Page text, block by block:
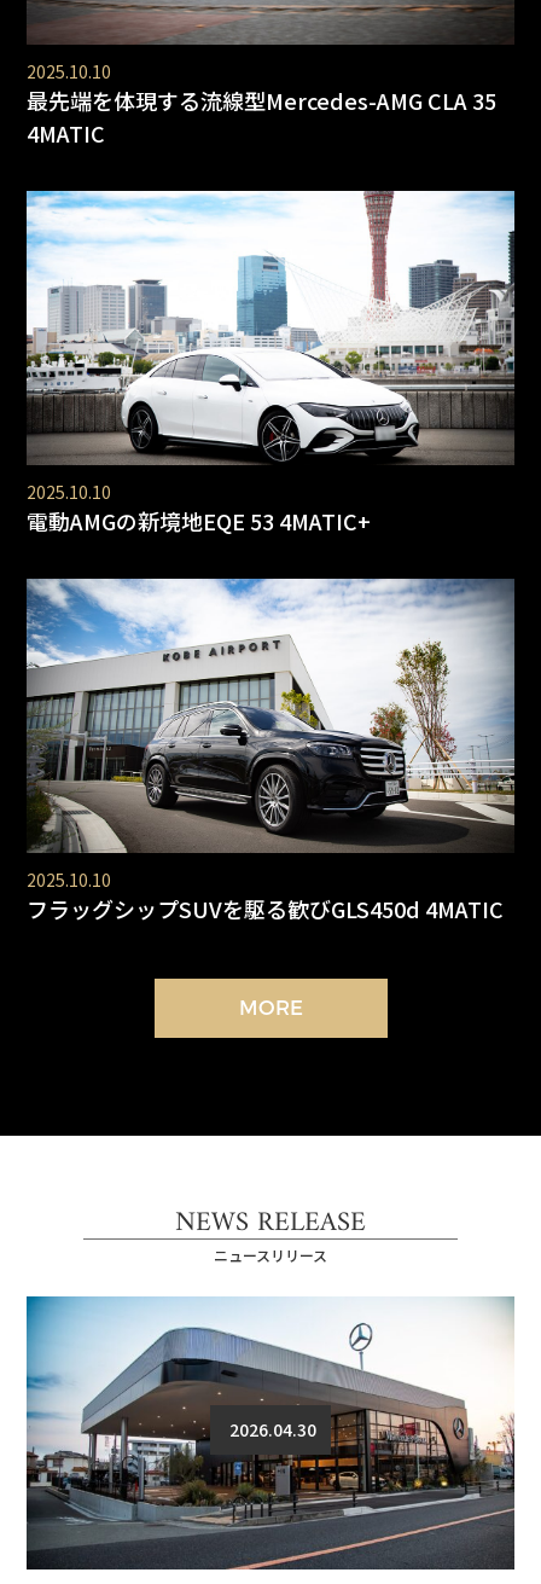
2025.10.10
最先端を体現する流線型Mercedes-AMG CLA 35
4MATIC
2025.10.10
電動AMGの新境地EQE 53 4MATIC+
2025.10.10
フラッグシップSUVを駆る歓びGLS450d 4MATIC
MORE
NEWS RELEASE
ニュースリリース
2026.04.30